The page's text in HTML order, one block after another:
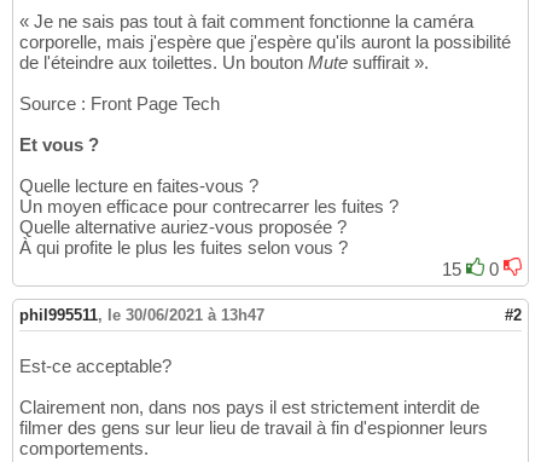
« Je ne sais pas tout à fait comment fonctionne la caméra
corporelle, mais j'espère que j'espère qu'ils auront la possibilité
de l'éteindre aux toilettes. Un bouton Mute suffirait ».
Source : Front Page Tech
Et vous ?
Quelle lecture en faites-vous ?
Un moyen efficace pour contrecarrer les fuites ?
Quelle alternative auriez-vous proposée ?
À qui profite le plus les fuites selon vous ?
15
0
phil995511, le 30/06/2021 à 13h47 #2
Est-ce acceptable?
Clairement non, dans nos pays il est strictement interdit de
filmer des gens sur leur lieu de travail à fin d'espionner leurs
comportements.